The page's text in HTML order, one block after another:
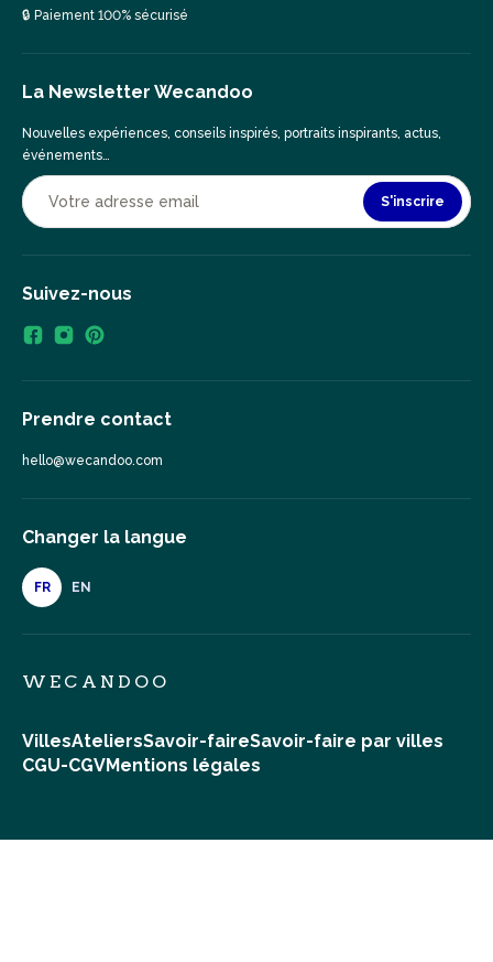
🔒 Paiement 100% sécurisé
La Newsletter Wecandoo
Nouvelles expériences, conseils inspirés, portraits inspirants, actus,
événements…
S'inscrire
Suivez-nous
Prendre contact
hello@wecandoo.com
Changer la langue
FR EN
WECANDOO
VillesAteliersSavoir-faireSavoir-faire par villes
CGU-CGVMentions légales